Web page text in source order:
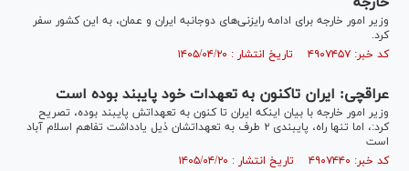
وزیر امور خارجه برای ادامه رایزنی‌های دوجانبه ایران و عمان، به این کشور سفر
کرد.
کد خبر: ۴۹۰۷۴۵۷ تاریخ انتشار : ۱۴۰۵/۰۴/۲۰
عراقچی: ایران تاکنون به تعهدات خود پایبند بوده است
وزیر امور خارجه با بیان اینکه ایران تا کنون به تعهداتش پایبند بوده، تصریح
کرد:، اما تنها راه، پایبندی ۲ طرف به تعهداتشان ذیل یادداشت تفاهم اسلام آباد
است
کد خبر: ۴۹۰۷۴۴۰ تاریخ انتشار : ۱۴۰۵/۰۴/۲۰